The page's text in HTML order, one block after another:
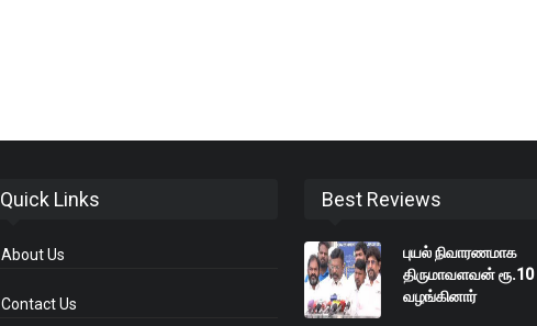
Quick Links
About Us
Contact Us
Best Reviews
புயல் நிவாரணமாக
திருமாவளவன்
வழங்கினார்